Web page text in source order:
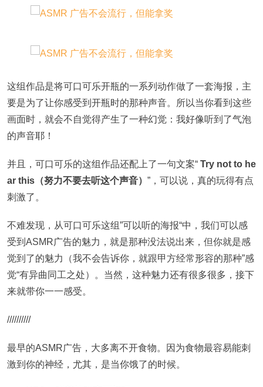
这组作品是将可口可乐开瓶的一系列动作做了一套海报，主
要是为了让你感受到开瓶时的那种声音。所以当你看到这些
画面时，就会不自觉得产生了一种幻觉：我好像听到了气泡
的声音耶！
并且，可口可乐的这组作品还配上了一句文案“ Try not to he
ar this（努力不要去听这个声音） ”，可以说，真的玩得有点
刺激了。
不难发现，从可口可乐这组”可以听的海报“中，我们可以感
受到ASMR广告的魅力，就是那种没法说出来，但你就是感
觉到了的魅力（我不会告诉你，就跟甲方经常形容的那种”感
觉“有异曲同工之处）。当然，这种魅力还有很多很多，接下
来就带你一一感受。
//////////
最早的ASMR广告，大多离不开食物。因为食物最容易能刺
激到你的神经，尤其，是当你饿了的时候。